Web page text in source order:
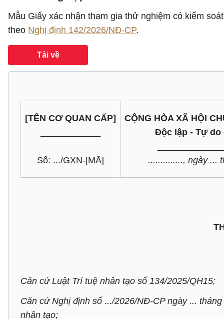
Mẫu Giấy xác nhận tham gia thử nghiệm có kiểm
theo Nghị định 142/2026/NĐ-CP.
Tải về
[TÊN CƠ QUAN CẤP]
Số: .../GXN-[MÃ]
CỘNG HÒA XÃ HỘI
Độc lập - Tự do
.............., ngày ...
Căn cứ Luật Trí tuệ nhân tạo số 134/2025/QH15;
Căn cứ Nghị định số .../2026/NĐ-CP ngày ...
nhân tạo;